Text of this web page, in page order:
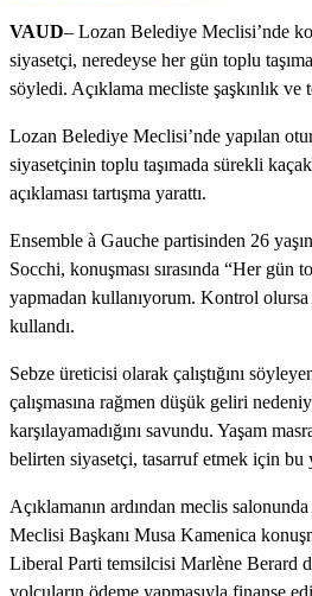
VAUD– Lozan Belediye Meclisi’nde
siyasetçi, neredeyse her gün toplu
söyledi. Açıklama mecliste şaşkınlık ve
Lozan Belediye Meclisi’nde yapılan
siyasetçinin toplu taşımada sürekli
açıklaması tartışma yarattı.
Ensemble à Gauche partisinden 26
Socchi, konuşması sırasında “Her gün
yapmadan kullanıyorum. Kontrol
kullandı.
Sebze üreticisi olarak çalıştığını
çalışmasına rağmen düşük geliri
karşılayamadığını savundu. Yaşam
belirten siyasetçi, tasarruf etmek için
Açıklamanın ardından meclis
Meclisi Başkanı Musa Kamenica
Liberal Parti temsilcisi Marlène Berard
yolcuların ödeme yapmasıyla finanse